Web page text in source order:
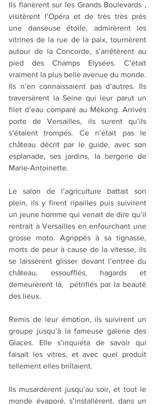
Ils flanèrent sur les Grands Boulevards ,
visitèrent l’Opéra et de très très près
une danseuse étoile, admirèrent les
vitrines de la rue de la paix, tournèrent
autour de la Concorde, s’arrêtèrent au
pied des Champs Elysées. C’était
vraiment la plus belle avenue du monde.
Ils n’en connaissaient pas d’autres. Ils
traversèrent la Seine qui leur parut un
filet d’eau comparé au Mékong. Arrivés
porte de Versailles, ils surent qu’ils
s’étaient trompés. Ce n’était pas le
château décrit par le guide, avec son
esplanade, ses jardins, la bergerie de
Marie-Antoinette.
Le salon de l’agriculture battait son
plein, ils y firent ripailles puis suivirent
un jeune homme qui venait de dire qu’il
rentrait à Versailles en enfourchant une
grosse moto. Agrippés à sa tignasse,
morts de peur à cause de la vitesse, ils
se laissèrent glisser devant l’entrée du
château, essoufflés, hagards et
demeurèrent là,  pétrifiés par la beauté
des lieux.
Remis de leur émotion, ils suivirent un
groupe jusqu’à la fameuse galerie des
Glaces. Elle s’inquiéta de savoir qui
faisait les vitres, et avec quel produit
tellement elles brillaient.
Ils musardèrent jusqu’au soir, et tout le
monde évaporé, s’installèrent, dans un